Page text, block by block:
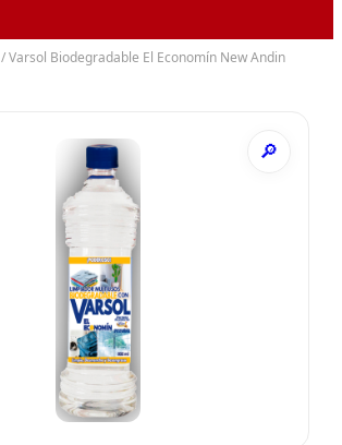
/ Varsol Biodegradable El Economín New Andin